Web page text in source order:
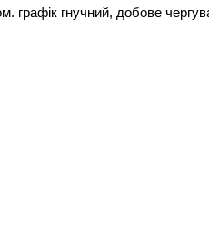
графік гнучний, добове